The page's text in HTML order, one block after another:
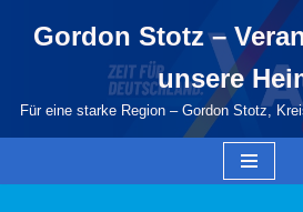
springen
Gordon Stotz –
unsere
Für eine starke Region – Gordon Stotz,